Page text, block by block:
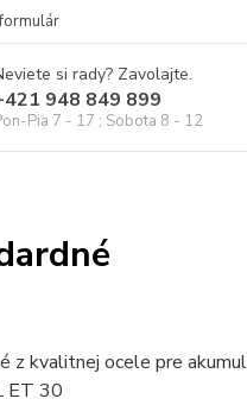
si rady? Zavolajte.
948 849 899
Pia 7 - 17 ; Sobota 8 - 12
kvalitnej ocele pre
ET 30